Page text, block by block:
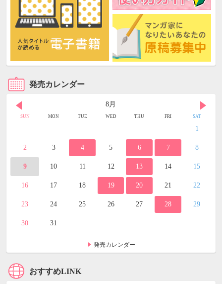
発売カレンダー
8月
SUN MON TUE WED THU FRI SAT
1
2 3 4 5 6 7 8
9 10 11 12 13 14 15
16 17 18 19 20 21 22
23 24 25 26 27 28 29
30 31
発売カレンダー
おすすめLINK